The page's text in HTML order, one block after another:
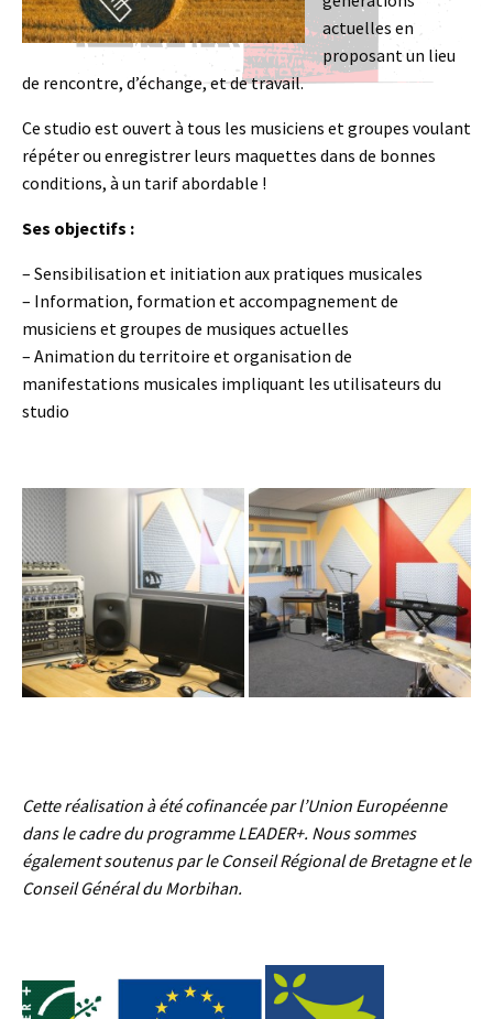
actuelles en
proposant un lieu
de rencontre, d’échange, et de travail.
Ce studio est ouvert à tous les musiciens et groupes voulant
répéter ou enregistrer leurs maquettes dans de bonnes
conditions, à un tarif abordable !
Ses objectifs :
– Sensibilisation et initiation aux pratiques musicales
– Information, formation et accompagnement de
musiciens et groupes de musiques actuelles
– Animation du territoire et organisation de
manifestations musicales impliquant les utilisateurs du
studio
Cette réalisation à été cofinancée par l’Union Européenne
dans le cadre du programme LEADER+. Nous sommes
également soutenus par le Conseil Régional de Bretagne et le
Conseil Général du Morbihan.